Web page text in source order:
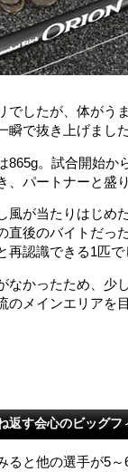
でしたが、体がう
瞬で抜き上げました
865g。試合開始か
、パートナーと盛
風が当たりはじめ
直後のバイトだっ
認識できる1匹で
なかったため、少
のメインエリアを
返す会心のビッグフ
ると他の選手が5